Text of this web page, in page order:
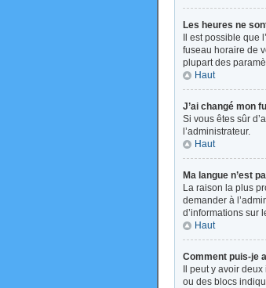
Les heures ne
Il est possible
fuseau horaire de
plupart des
Haut
J’ai changé mon
Si vous êtes sûr
l’administrateur.
Haut
Ma langue n’est
La raison la plus
demander à
d’informations sur
Haut
Comment puis-je
Il peut y avoir
ou des blocs